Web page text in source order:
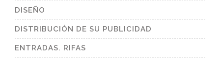
DISEÑO
DISTRIBUCIÓN DE SU PUBLICIDAD
ENTRADAS. RIFAS